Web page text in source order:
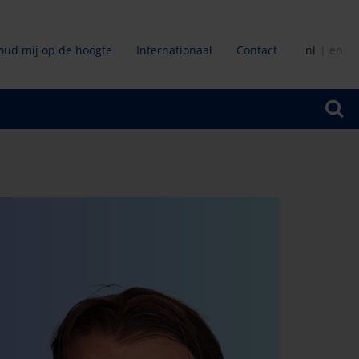
mij op de hoogte Internationaal Contact nl en